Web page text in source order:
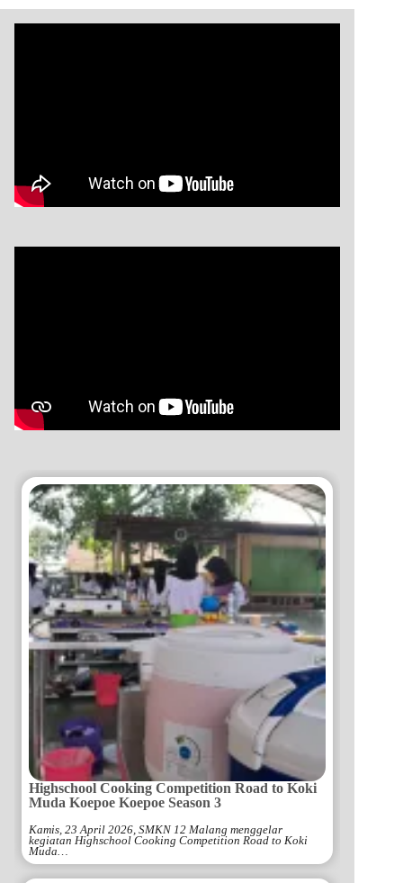
Highschool Cooking Competition Road to Koki
Muda Koepoe Koepoe Season 3
Kamis, 23 April 2026, SMKN 12 Malang menggelar
kegiatan Highschool Cooking Competition Road to Koki
Muda…